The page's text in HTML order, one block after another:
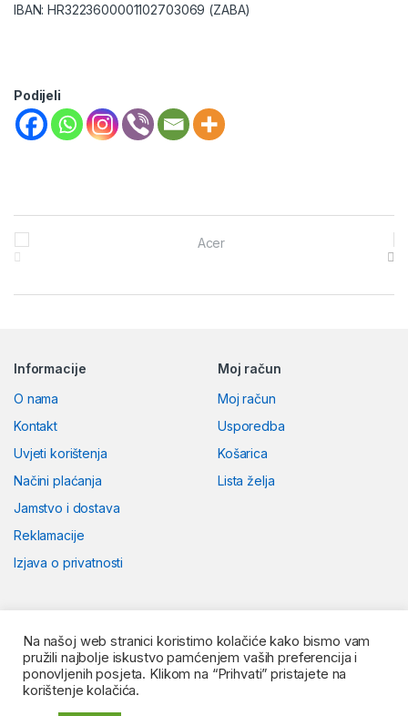
IBAN: HR3223600001102703069 (ZABA)
Podijeli
Brands Carousel
Informacije
O nama
Kontakt
Uvjeti korištenja
Načini plaćanja
Jamstvo i dostava
Reklamacije
Izjava o privatnosti
Moj račun
Moj račun
Usporedba
Košarica
Lista želja
Na našoj web stranici koristimo kolačiće kako bismo vam
pružili najbolje iskustvo pamćenjem vaših preferencija i
ponovljenih posjeta. Klikom na “Prihvati” pristajete na
korištenje kolačića.